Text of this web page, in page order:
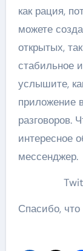
как рация,
можете
открытых,
стабильное
услышите,
приложение
разговоров.
интересное
мессенджер.
Спасибо,